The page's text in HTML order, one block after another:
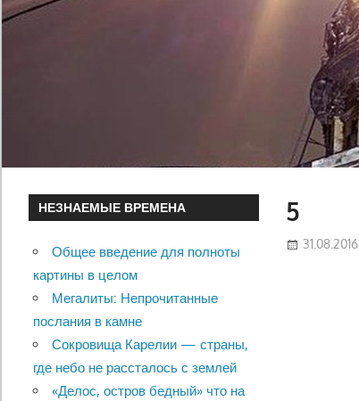
5
31.08.2016
НЕЗНАЕМЫЕ ВРЕМЕНА
Общее введение для полноты
картины в целом
Мегалиты: Непрочитанные
послания в камне
Сокровища Карелии — страны,
где небо не рассталось с землей
«Делос, остров бедный» что на